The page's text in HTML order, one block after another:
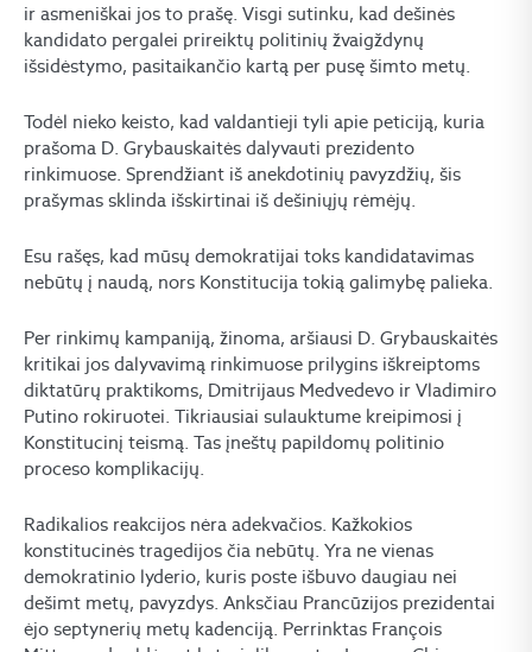
ir asmeniškai jos to prašę. Visgi sutinku, kad dešinės
kandidato pergalei prireiktų politinių žvaigždynų
išsidėstymo, pasitaikančio kartą per pusę šimto metų.
Todėl nieko keisto, kad valdantieji tyli apie peticiją, kuria
prašoma D. Grybauskaitės dalyvauti prezidento
rinkimuose. Sprendžiant iš anekdotinių pavyzdžių, šis
prašymas sklinda išskirtinai iš dešiniųjų rėmėjų.
Esu rašęs, kad mūsų demokratijai toks kandidatavimas
nebūtų į naudą, nors Konstitucija tokią galimybę palieka.
Per rinkimų kampaniją, žinoma, aršiausi D. Grybauskaitės
kritikai jos dalyvavimą rinkimuose prilygins iškreiptoms
diktatūrų praktikoms, Dmitrijaus Medvedevo ir Vladimiro
Putino rokiruotei. Tikriausiai sulauktume kreipimosi į
Konstitucinį teismą. Tas įneštų papildomų politinio
proceso komplikacijų.
Radikalios reakcijos nėra adekvačios. Kažkokios
konstitucinės tragedijos čia nebūtų. Yra ne vienas
demokratinio lyderio, kuris poste išbuvo daugiau nei
dešimt metų, pavyzdys. Anksčiau Prancūzijos prezidentai
ėjo septynerių metų kadenciją. Perrinktas François